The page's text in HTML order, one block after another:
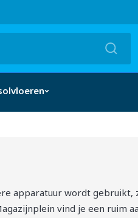
apparatuur wordt gebruikt,
vind je een ruim